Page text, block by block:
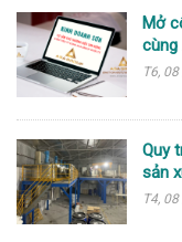
Mở
cùng
T6,
Quy
sản
T4,